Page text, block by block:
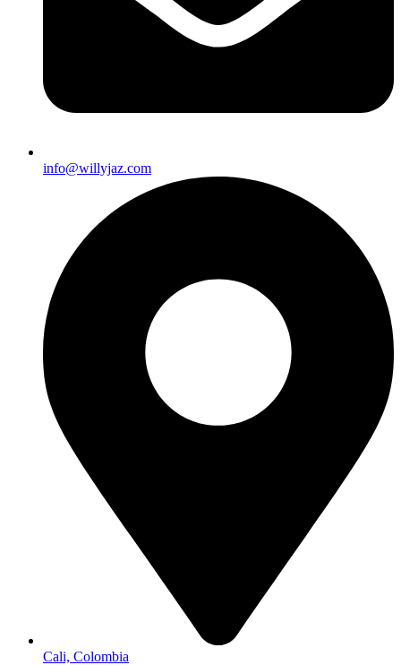
info@willyjaz.com
Cali, Colombia